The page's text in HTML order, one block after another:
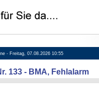
- Freitag, 07.08.2026 10:55
133 - BMA, Fehlalarm